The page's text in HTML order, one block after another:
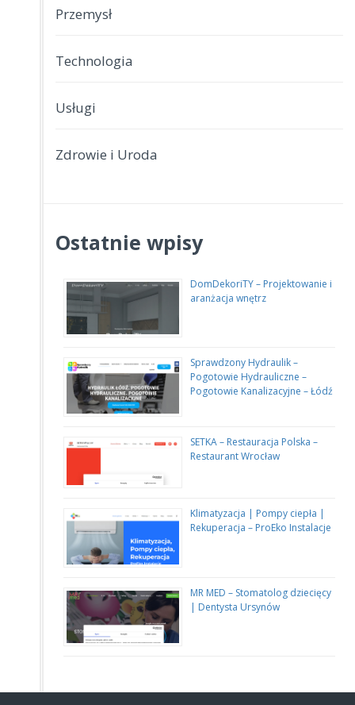
Przemysł
Technologia
Usługi
Zdrowie i Uroda
Ostatnie wpisy
DomDekoriTY – Projektowanie i
aranżacja wnętrz
Sprawdzony Hydraulik –
Pogotowie Hydrauliczne –
Pogotowie Kanalizacyjne – Łódź
SETKA – Restauracja Polska –
Restaurant Wrocław
Klimatyzacja | Pompy ciepła |
Rekuperacja – ProEko Instalacje
MR MED – Stomatolog dziecięcy
| Dentysta Ursynów